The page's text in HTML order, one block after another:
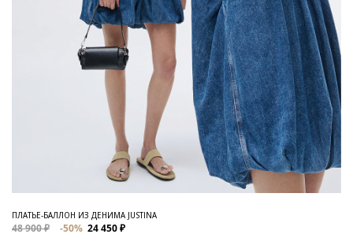
ПЛАТЬЕ-БАЛЛОН ИЗ ДЕНИМА JUSTINA
48 900 ₽ -50% 24 450 ₽